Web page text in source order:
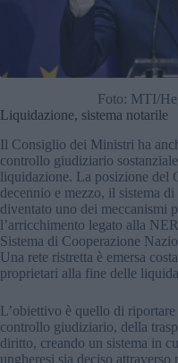
Foto: MTI/
Liquidazione, sistema notarile
Il Consiglio dei Ministri ha
controllo giudiziario
liquidazione. La posizione del
decennio e mezzo, il sistema
diventato uno dei meccanismi
l’arricchimento legato alla
Sistema di Cooperazione
Una rete ristretta è emersa
proprietari alla fine delle
L’obiettivo è quello di
controllo giudiziario, della
diritto, creando un sistema in
ungheresi sia deciso attraverso